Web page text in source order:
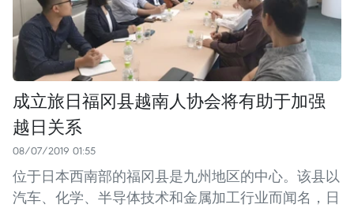
成立旅日福冈县越南人协会将有助于加强
越日关系
08/07/2019 01:55
位于日本西南部的福冈县是九州地区的中心。该县以
汽车、化学、半导体技术和金属加工行业而闻名，日